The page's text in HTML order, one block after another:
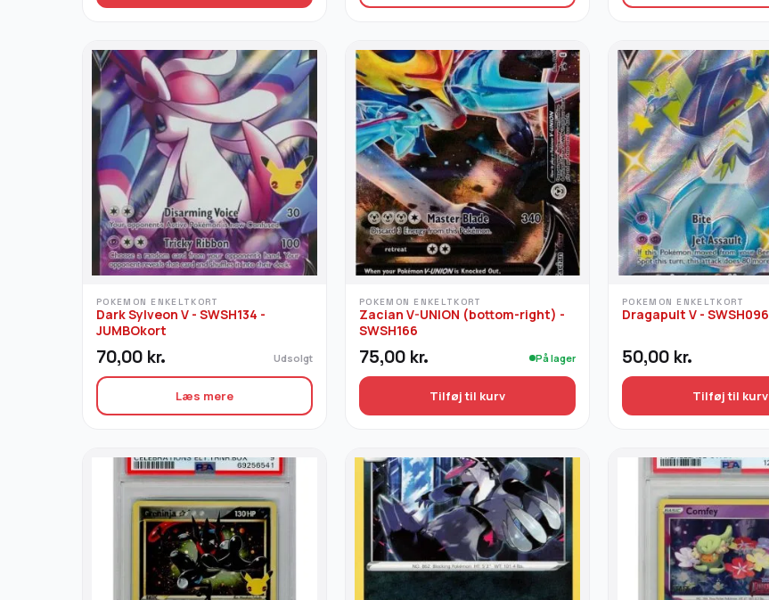
POKEMON ENKELTKORT
Dark Sylveon V - SWSH134 -
JUMBOkort
70,00 kr. Udsolgt
Læs mere
POKEMON ENKELTKORT
Zacian V-UNION (bottom-right) -
SWSH166
75,00 kr. På lager
Tilføj til kurv
POKEMON ENKELTKORT
Dragapult V - SWSH096
50,00 kr.
Tilføj til kurv